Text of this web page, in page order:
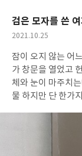
에 한번에 정주행이 가능했다. '거울 살인'
그림이 나올법한
임없이 함께 하는
검은 모자를 쓴
작
일
2021.10.25
잠이 오지 않는 어
가 창문을 열었고
체와 눈이 마주치
물 하지만 단 한가
자를 쓰고 묘한 미
변에서 끔찍한 일
혼불문학상 현진